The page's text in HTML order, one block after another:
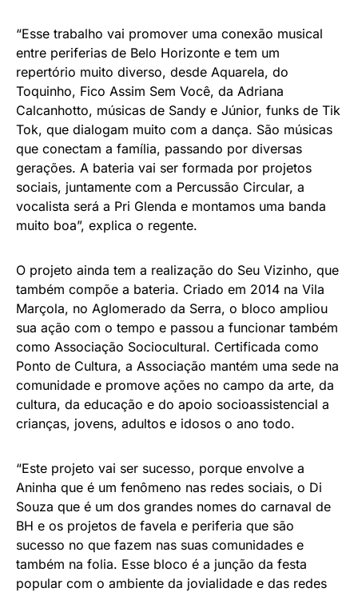
“Esse trabalho vai promover uma conexão musical
entre periferias de Belo Horizonte e tem um
repertório muito diverso, desde Aquarela, do
Toquinho, Fico Assim Sem Você, da Adriana
Calcanhotto, músicas de Sandy e Júnior, funks de Tik
Tok, que dialogam muito com a dança. São músicas
que conectam a família, passando por diversas
gerações. A bateria vai ser formada por projetos
sociais, juntamente com a Percussão Circular, a
vocalista será a Pri Glenda e montamos uma banda
muito boa”, explica o regente.
O projeto ainda tem a realização do Seu Vizinho, que
também compõe a bateria. Criado em 2014 na Vila
Marçola, no Aglomerado da Serra, o bloco ampliou
sua ação com o tempo e passou a funcionar também
como Associação Sociocultural. Certificada como
Ponto de Cultura, a Associação mantém uma sede na
comunidade e promove ações no campo da arte, da
cultura, da educação e do apoio socioassistencial a
crianças, jovens, adultos e idosos o ano todo.
“Este projeto vai ser sucesso, porque envolve a
Aninha que é um fenômeno nas redes sociais, o Di
Souza que é um dos grandes nomes do carnaval de
BH e os projetos de favela e periferia que são
sucesso no que fazem nas suas comunidades e
também na folia. Esse bloco é a junção da festa
popular com o ambiente da jovialidade e das redes